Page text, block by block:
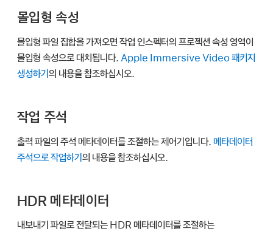
몰입형 속성
몰입형 파일 집합을 가져오면 작업 인스펙터의 프로젝션 속성 영역이
몰입형 속성으로 대치됩니다. Apple Immersive Video 패키지
생성하기의 내용을 참조하십시오.
작업 주석
출력 파일의 주석 메타데이터를 조절하는 제어기입니다. 메타데이터
주석으로 작업하기의 내용을 참조하십시오.
HDR 메타데이터
내보내기 파일로 전달되는 HDR 메타데이터를 조절하는